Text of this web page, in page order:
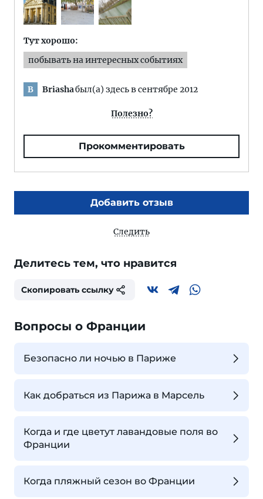
Тут хорошо:
побывать на интересных событиях
B Briashaбыл(а) здесь в сентябре 2012
Полезно?
Прокомментировать
Добавить отзыв
Следить
Делитесь тем, что нравится
Скопировать ссылку
Вопросы о Франции
Безопасно ли ночью в Париже
Как добраться из Парижа в Марсель
Когда и где цветут лавандовые поля во
Франции
Когда пляжный сезон во Франции